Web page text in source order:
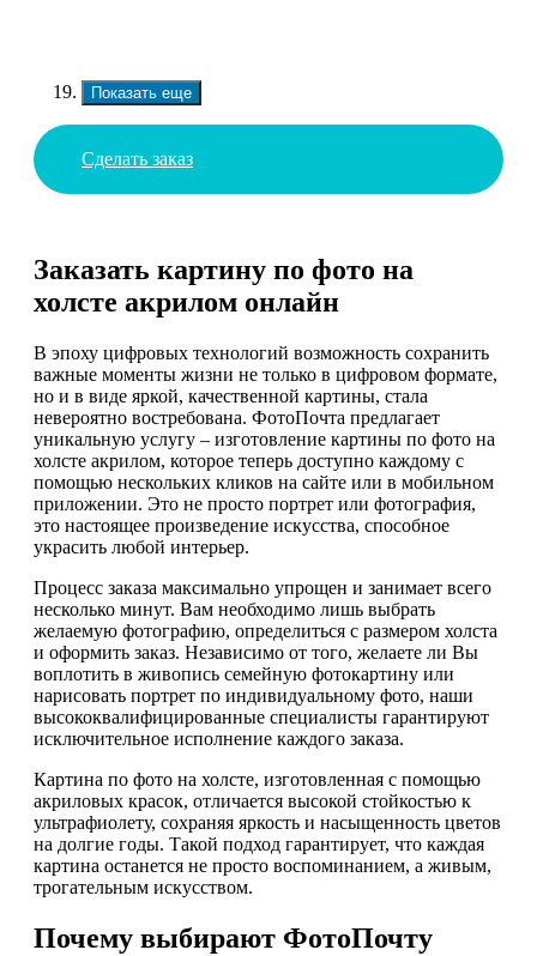
Показать еще
Сделать заказ
Заказать картину по фото на
холсте акрилом онлайн
В эпоху цифровых технологий возможность сохранить
важные моменты жизни не только в цифровом формате,
но и в виде яркой, качественной картины, стала
невероятно востребована. ФотоПочта предлагает
уникальную услугу – изготовление картины по фото на
холсте акрилом, которое теперь доступно каждому с
помощью нескольких кликов на сайте или в мобильном
приложении. Это не просто портрет или фотография,
это настоящее произведение искусства, способное
украсить любой интерьер.
Процесс заказа максимально упрощен и занимает всего
несколько минут. Вам необходимо лишь выбрать
желаемую фотографию, определиться с размером холста
и оформить заказ. Независимо от того, желаете ли Вы
воплотить в живопись семейную фотокартину или
нарисовать портрет по индивидуальному фото, наши
высококвалифицированные специалисты гарантируют
исключительное исполнение каждого заказа.
Картина по фото на холсте, изготовленная с помощью
акриловых красок, отличается высокой стойкостью к
ультрафиолету, сохраняя яркость и насыщенность цветов
на долгие годы. Такой подход гарантирует, что каждая
картина останется не просто воспоминанием, а живым,
трогательным искусством.
Почему выбирают ФотоПочту